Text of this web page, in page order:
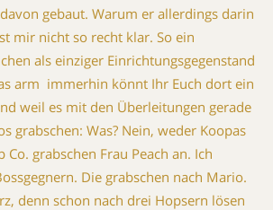
gebaut. Warum er allerdings darin
mir nicht so recht klar. So ein
als einziger Einrichtungsgegenstand
arm  immerhin könnt Ihr Euch dort ein
weil es mit den Überleitungen gerade
grabschen: Was? Nein, weder Koopas
Co. grabschen Frau Peach an. Ich
Die grabschen nach Mario.
denn schon nach drei Hopsern lösen